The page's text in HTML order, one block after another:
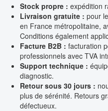
Stock propre : expédition
Livraison gratuite : pour
en France métropolitaine,
Conditions également
Facture B2B : facturation
professionnels avec TVA
Support technique :
diagnostic.
Retour sous 30 jours :
plus de sérénité. Retours
défectueux.